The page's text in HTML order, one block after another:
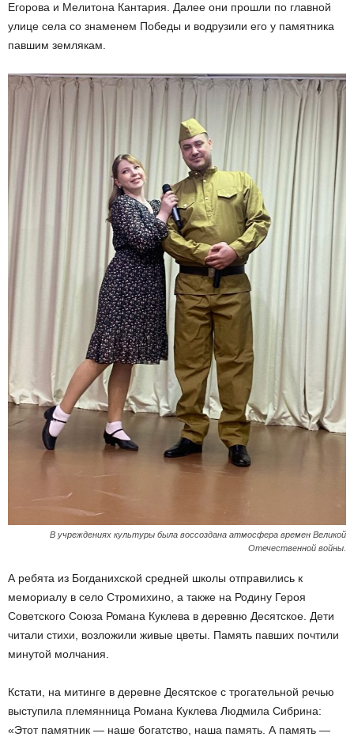
Егорова и Мелитона Кантария. Далее они прошли по главной
улице села со знаменем Победы и водрузили его у памятника
павшим землякам.
В учреждениях культуры была воссоздана атмосфера времен Великой
Отечественной войны.
А ребята из Богданихской средней школы отправились к
мемориалу в село Стромихино, а также на Родину Героя
Советского Союза Романа Куклева в деревню Десятское. Дети
читали стихи, возложили живые цветы. Память павших почтили
минутой молчания.
Кстати, на митинге в деревне Десятское с трогательной речью
выступила племянница Романа Куклева Людмила Сибрина:
«Этот памятник — наше богатство, наша память. А память —